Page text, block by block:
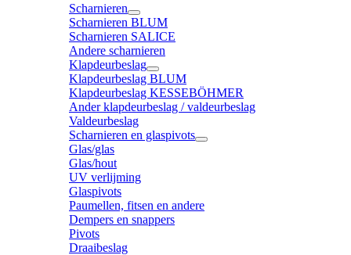
Scharnieren
Scharnieren BLUM
Scharnieren SALICE
Andere scharnieren
Klapdeurbeslag
Klapdeurbeslag BLUM
Klapdeurbeslag KESSEBÖHMER
Ander klapdeurbeslag / valdeurbeslag
Valdeurbeslag
Scharnieren en glaspivots
Glas/glas
Glas/hout
UV verlijming
Glaspivots
Paumellen, fitsen en andere
Dempers en snappers
Pivots
Draaibeslag